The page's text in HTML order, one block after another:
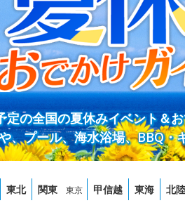
定の全国の夏休みイベント＆
、プール、海水浴場、BBQ
東北 関東 東京 甲信越 東海 北陸